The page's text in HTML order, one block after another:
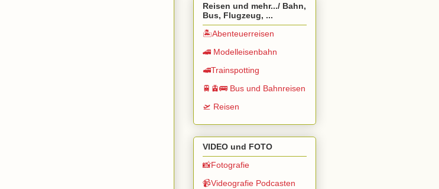
Reisen und mehr.../ Bahn,
Bus, Flugzeug, ...
🏝️Abenteuerreisen
🚄 Modelleisenbahn
🚅Trainspotting
🚆🚊🚌 Bus und Bahnreisen
🛫 Reisen
VIDEO und FOTO
📸Fotografie
📹Videografie Podcasten